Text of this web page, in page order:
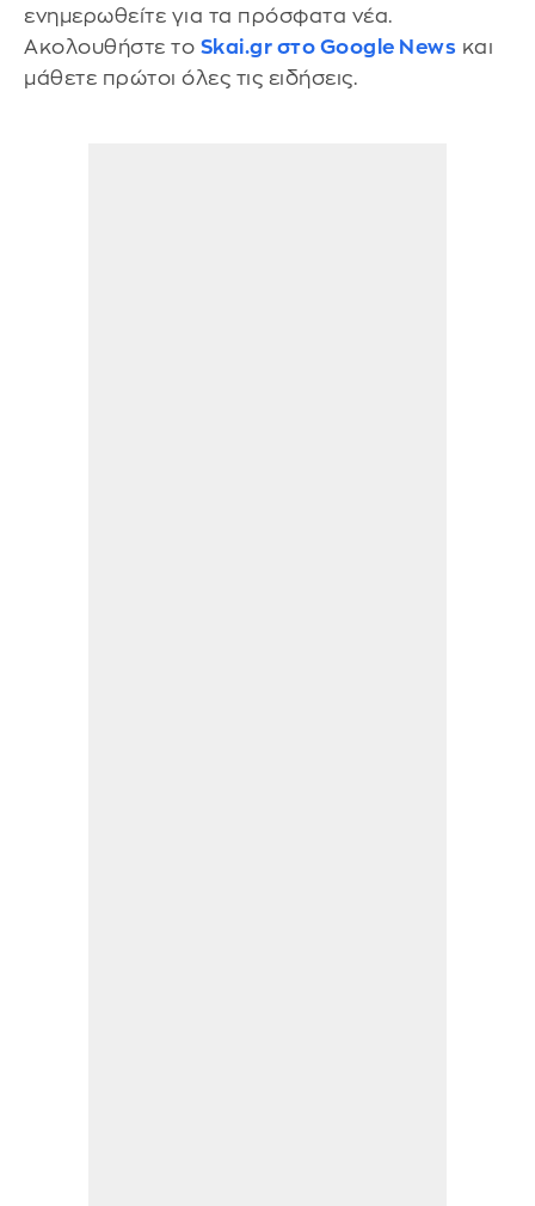
ενημερωθείτε για τα πρόσφατα νέα.
Ακολουθήστε το Skai.gr στο Google News και
μάθετε πρώτοι όλες τις ειδήσεις.